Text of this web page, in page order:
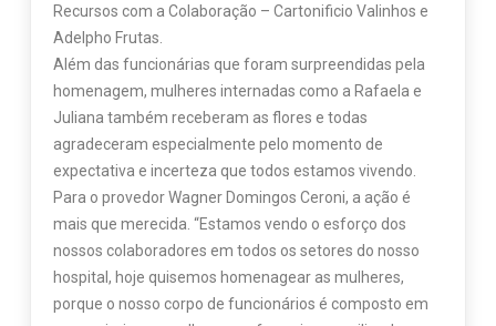
Recursos com a Colaboração – Cartonificio Valinhos e
Adelpho Frutas.
Além das funcionárias que foram surpreendidas pela
homenagem, mulheres internadas como a Rafaela e
Juliana também receberam as flores e todas
agradeceram especialmente pelo momento de
expectativa e incerteza que todos estamos vivendo.
Para o provedor Wagner Domingos Ceroni, a ação é
mais que merecida. “Estamos vendo o esforço dos
nossos colaboradores em todos os setores do nosso
hospital, hoje quisemos homenagear as mulheres,
porque o nosso corpo de funcionários é composto em